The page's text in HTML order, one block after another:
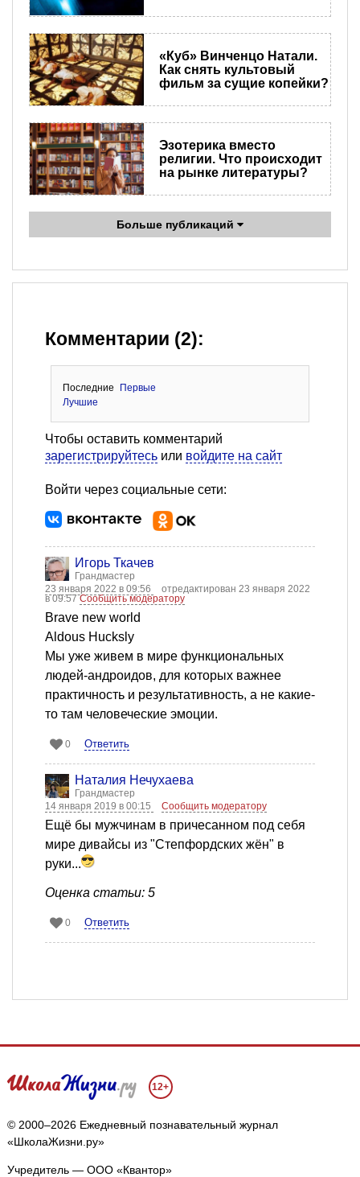
«Куб» Винченцо Натали.
Как снять культовый
фильм за сущие копейки?
Эзотерика вместо
религии. Что происходит
на рынке литературы?
Больше публикаций
Комментарии (2):
Последние
Первые
Лучшие
Чтобы оставить комментарий
зарегистрируйтесь или войдите на сайт
Войти через социальные сети:
Игорь Ткачев
Грандмастер
23 января 2022 в 09:56
отредактирован 23 января 2022
в 09:57Сообщить модератору
Brave new world
Aldous Hucksly
Мы уже живем в мире функциональных
людей-андроидов, для которых важнее
практичность и результативность, а не какие-
то там человеческие эмоции.
0 Ответить
Наталия Нечухаева
Грандмастер
14 января 2019 в 00:15
Сообщить модератору
Ещё бы мужчинам в причесанном под себя
мире дивайсы из "Степфордских жён" в
руки...
Оценка статьи: 5
0 Ответить
12+
© 2000–2026 Ежедневный познавательный журнал
«ШколаЖизни.ру»
Учредитель — ООО «Квантор»